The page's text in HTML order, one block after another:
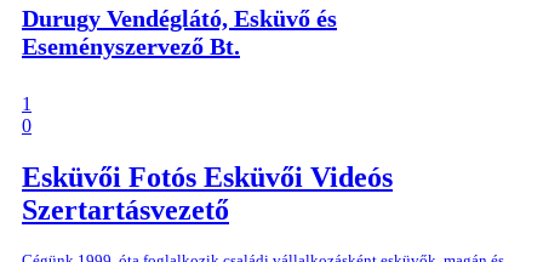
Durugy Vendéglátó, Esküvő és
Eseményszervező Bt.
1
0
Esküvői Fotós Esküvői Videós
Szertartásvezető